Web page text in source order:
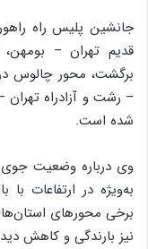
جانشین پلیس راه
قدیم تهران –
برگشت، محور چالوس
– رشت و آزادراه
شده است.
وی درباره وضعیت
به‌ویژه در ارتفاعات
برخی محورهای
نیز بارندگی و کاهش